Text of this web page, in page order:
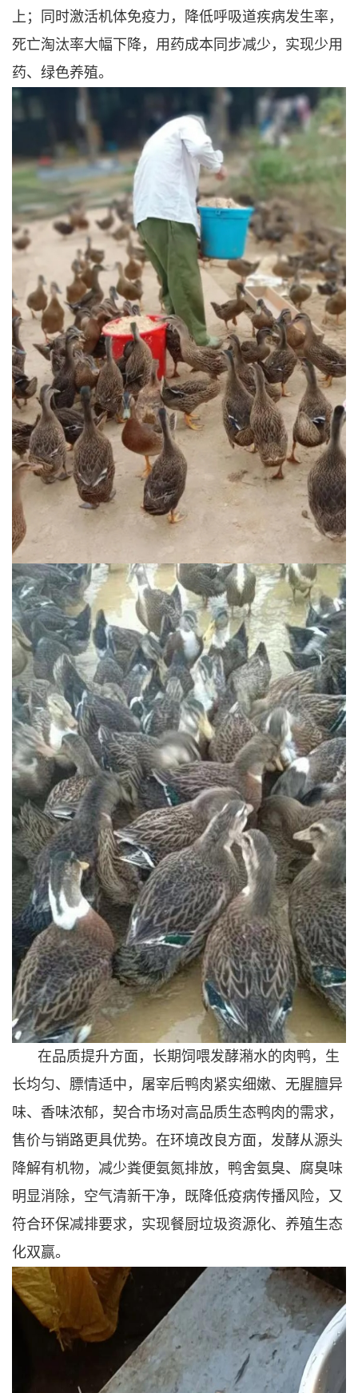
上；同时激活机体免疫力，降低呼吸道疾病发生率，
死亡淘汰率大幅下降，用药成本同步减少，实现少用
药、绿色养殖。
在品质提升方面，长期饲喂发酵潲水的肉鸭，生
长均匀、膘情适中，屠宰后鸭肉紧实细嫩、无腥膻异
味、香味浓郁，契合市场对高品质生态鸭肉的需求，
售价与销路更具优势。在环境改良方面，发酵从源头
降解有机物，减少粪便氨氮排放，鸭舍氨臭、腐臭味
明显消除，空气清新干净，既降低疫病传播风险，又
符合环保减排要求，实现餐厨垃圾资源化、养殖生态
化双赢。